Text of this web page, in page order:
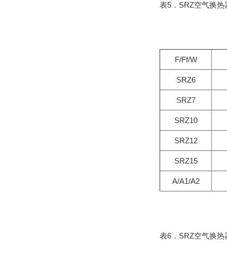
表5．SRZ空气换
F/Ff/W
SRZ6
SRZ7
SRZ10
SRZ12
SRZ15
A/A1/A2
表6．SRZ空气换